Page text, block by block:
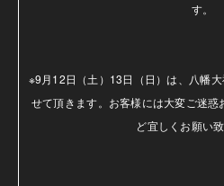
す。
※9月12日（土）13日（日）は、八幡
せて頂きます。お客様には大変ご迷
ど宜しくお願い致